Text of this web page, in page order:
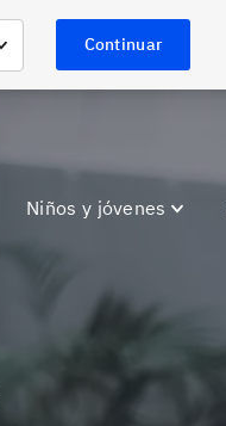
Continuar
Niños y jóvenes